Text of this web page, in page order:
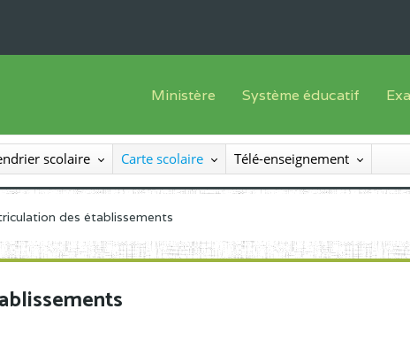
Ministère
Le Ministre
Le SEESEN
Inspection Générale des
Système éducatif
Offre de formation
Progammes d'études
scolaire Carte scolaire Télé-enseignement
des établissements